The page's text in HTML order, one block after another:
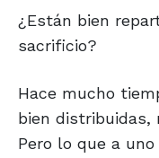
¿Están bien
sacrificio?
Hace mucho
bien distribuidas,
Pero lo que a